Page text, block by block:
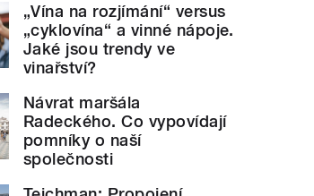
„Vína na rozjímání“ versus
„cyklovína“ a vinné nápoje.
Jaké jsou trendy ve
vinařství?
Návrat maršála
Radeckého. Co vypovídají
pomníky o naší
společnosti